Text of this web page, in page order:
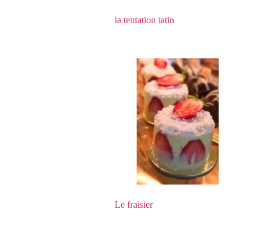
la tentation tatin
Le fraisier